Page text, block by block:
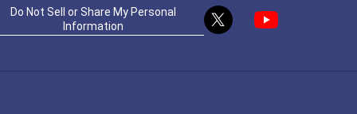
Do Not Sell or Share My Personal
Information